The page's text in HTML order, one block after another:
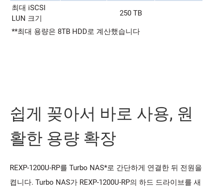
최대 iSCSI
LUN 크기
250 TB
**최대 용량은 8TB HDD로 계산했습니다
쉽게 꽂아서 바로 사용, 원
활한 용량 확장
REXP-1200U-RP를 Turbo NAS*로 간단하게 연결한 뒤 전원을
켭니다. Turbo NAS가 REXP-1200U-RP의 하드 드라이브를 새